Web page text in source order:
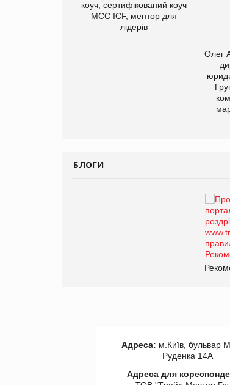
коуч, сертифікований коуч
МСС ICF, ментор для
лідерів
Олег
БЛОГИ
Адреса: м.Київ, бульвар
Руденка 14А
Адреса для